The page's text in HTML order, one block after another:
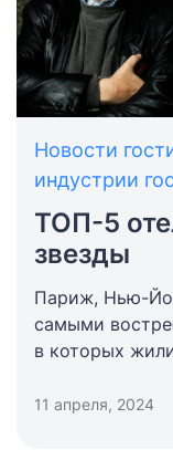
Docklands.
Новости
индустрии
ТОП-5
звезды
Париж, Нью-
самыми
в которых
11 апреля, 2024